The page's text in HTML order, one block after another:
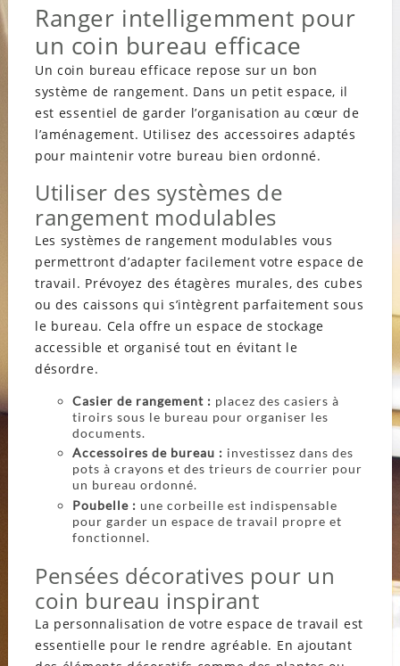
Ranger intelligemment pour
un coin bureau efficace
Un coin bureau efficace repose sur un bon
système de rangement. Dans un petit espace, il
est essentiel de garder l’organisation au cœur de
l’aménagement. Utilisez des accessoires adaptés
pour maintenir votre bureau bien ordonné.
Utiliser des systèmes de
rangement modulables
Les systèmes de rangement modulables vous
permettront d’adapter facilement votre espace de
travail. Prévoyez des étagères murales, des cubes
ou des caissons qui s’intègrent parfaitement sous
le bureau. Cela offre un espace de stockage
accessible et organisé tout en évitant le
désordre.
Casier de rangement : placez des casiers à
tiroirs sous le bureau pour organiser les
documents.
Accessoires de bureau : investissez dans des
pots à crayons et des trieurs de courrier pour
un bureau ordonné.
Poubelle : une corbeille est indispensable
pour garder un espace de travail propre et
fonctionnel.
Pensées décoratives pour un
coin bureau inspirant
La personnalisation de votre espace de travail est
essentielle pour le rendre agréable. En ajoutant